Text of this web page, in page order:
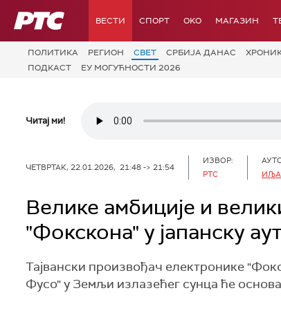
РТС ВЕСТИ СПОРТ OKO МАГАЗИН
ПОЛИТИКА РЕГИОН СВЕТ СРБИЈА ДАНАС
ПОДКАСТ
ЕУ МОГУЋНОСТИ 2026
Читај ми!
ЧЕТВРТАК, 22.01.2026, 21:48 -> 21:54
ИЗВОР:
РТС
ИЉА
Велике амбиције и
"Фокскона" у јапанску
Тајвански произвођач електронике
Фусо" у Земљи излазећег сунца ће